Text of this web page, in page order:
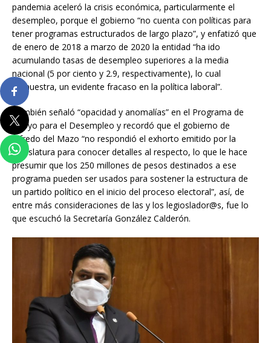
pandemia aceleró la crisis económica, particularmente el
desempleo, porque el gobierno “no cuenta con políticas para
tener programas estructurados de largo plazo”, y enfatizó que
de enero de 2018 a marzo de 2020 la entidad “ha ido
acumulando tasas de desempleo superiores a la media
nacional (5 por ciento y 2.9, respectivamente), lo cual
demuestra, un evidente fracaso en la política laboral”.
También señaló “opacidad y anomalías” en el Programa de
Apoyo para el Desempleo y recordó que el gobierno de
Alfredo del Mazo “no respondió el exhorto emitido por la
Legislatura para conocer detalles al respecto, lo que le hace
presumir que los 250 millones de pesos destinados a ese
programa pueden ser usados para sostener la estructura de
un partido político en el inicio del proceso electoral”, así, de
entre más consideraciones de las y los legioslador@s, fue lo
que escuchó la Secretaría González Calderón.